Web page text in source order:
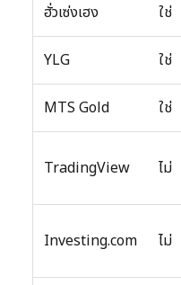
ฮั่วเซ่งเฮง ใช่
YLG ใช่
MTS Gold ใช่
TradingView ไม่
Investing.com ไม่